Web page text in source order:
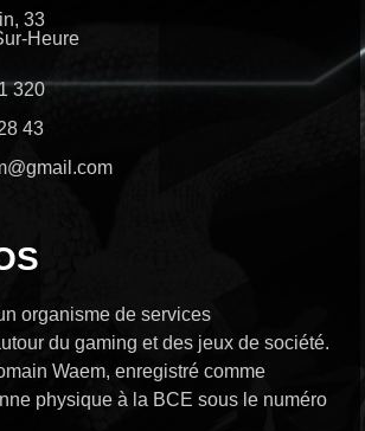
33
Heure
320
43
organisme de services
du gaming et des jeux de société.
Waem, enregistré comme
physique à la BCE sous le numéro